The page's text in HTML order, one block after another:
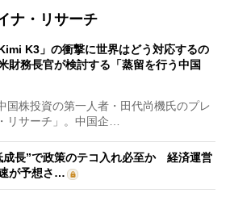
ナ・リサーチ
K3」の衝撃に世界はどう対応するの
務長官が検討する「蒸留を行う中国
株投資の第一人者・田代尚機氏のプレ
リサーチ」。中国企…
成長”で政策のテコ入れ必至か 経済運営
が予想さ…